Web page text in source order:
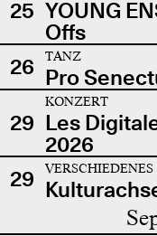
25 YOUNG
Offs
26
TANZ
Pro
29
KONZERT
Les
2026
29 VERSCHIEDENES